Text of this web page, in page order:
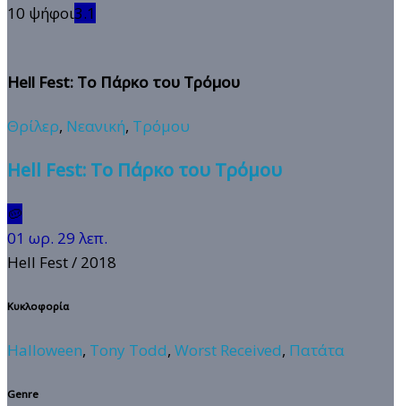
10 ψήφοι3.1
Hell Fest: Το Πάρκο του Τρόμου
Θρίλερ, Νεανική, Τρόμου
Hell Fest: Το Πάρκο του Τρόμου
🥔
01 ωρ. 29 λεπ.
Hell Fest/ 2018
Κυκλοφορία
Halloween, Tony Todd, Worst Received, Πατάτα
Genre